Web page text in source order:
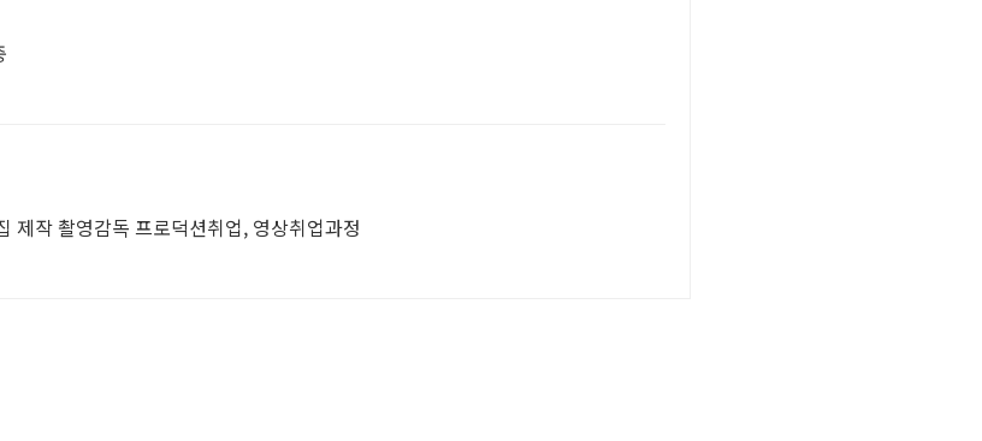
제작 촬영감독 프로덕션취업, 영상취업과정